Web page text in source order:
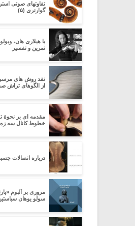
تفاوتهای صوتی
گوارنری (۵)
با هیلاری هان،
تمرین و تفسیر
نقد روش های
از الگوهای تراش
مقدمه ای بر نحوۀ
خطوط کانال سه
درباره اتصالات
مروری بر آلبوم
سولو یوهان